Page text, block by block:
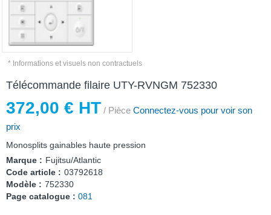
* Informations et visuels non contractuels
Télécommande filaire UTY-RVNGM 752330
372,00 € HT / Pièce Connectez-vous pour voir son
prix
Monosplits gainables haute pression
Marque : Fujitsu/Atlantic
Code article : 03792618
Modèle : 752330
Page catalogue : 081